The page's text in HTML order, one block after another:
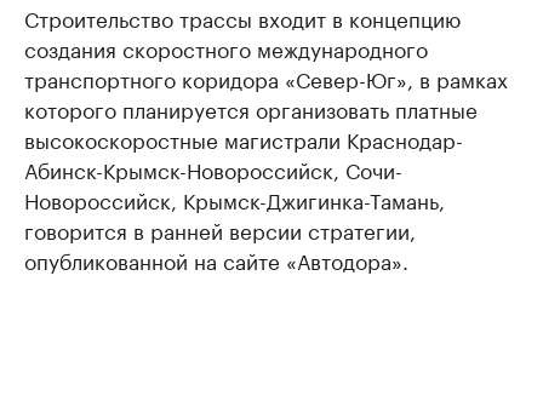
Строительство трассы входит в концепцию
создания скоростного международного
транспортного коридора «Север-Юг», в рамках
которого планируется организовать платные
высокоскоростные магистрали Краснодар-
Абинск-Крымск-Новороссийск, Сочи-
Новороссийск, Крымск-Джигинка-Тамань,
говорится в ранней версии стратегии,
опубликованной на сайте «Автодора».